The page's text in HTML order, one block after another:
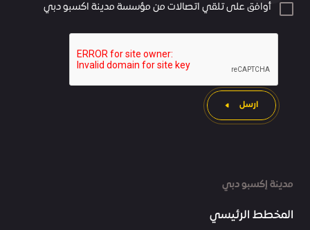
مدينة إكسبو دبي
المخطط الرئيسي
أوافق على تلقي اتصالات من مؤسسة مدينة اكسبو دبي
ارسل